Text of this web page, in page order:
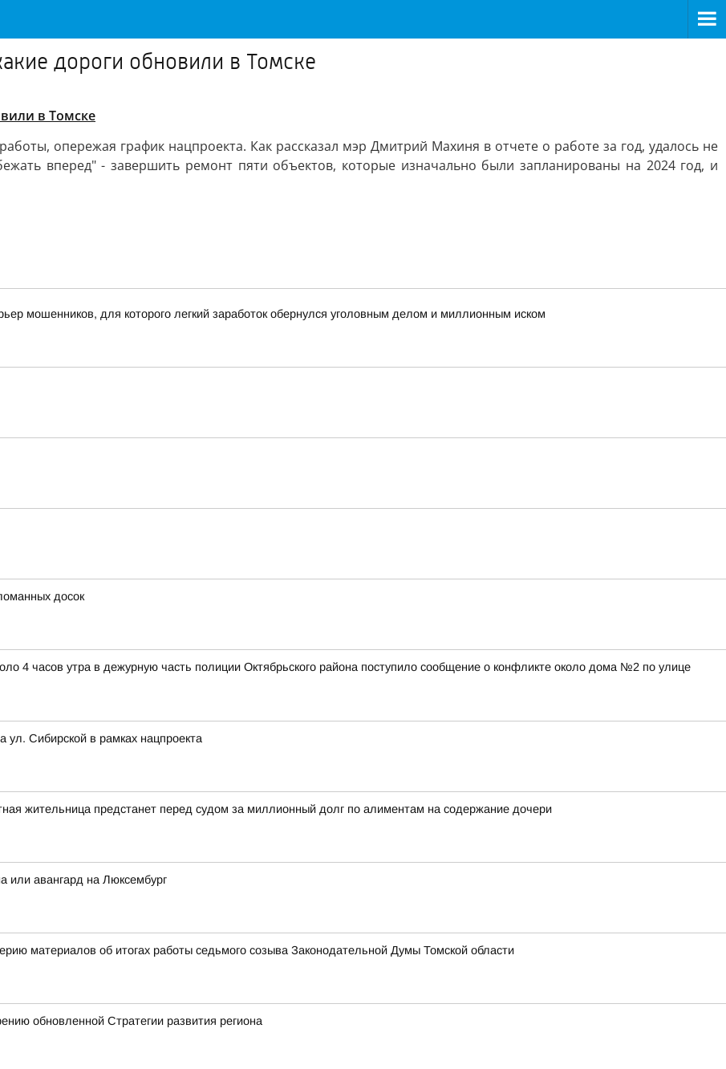
дороги обновили в Томске
в Томске
опережая график нацпроекта. Как рассказал мэр Дмитрий Махиня в отчете о работе за год, удалось не
вперед" - завершить ремонт пяти объектов, которые изначально были запланированы на 2024 год, и
мошенников, для которого легкий заработок обернулся уголовным делом и миллионным иском
досок
4 часов утра в дежурную часть полиции Октябрьского района поступило сообщение о конфликте около дома №2 по улице
ул. Сибирской в рамках нацпроекта
жительница предстанет перед судом за миллионный долг по алиментам на содержание дочери
или авангард на Люксембург
материалов об итогах работы седьмого созыва Законодательной Думы Томской области
обновленной Стратегии развития региона